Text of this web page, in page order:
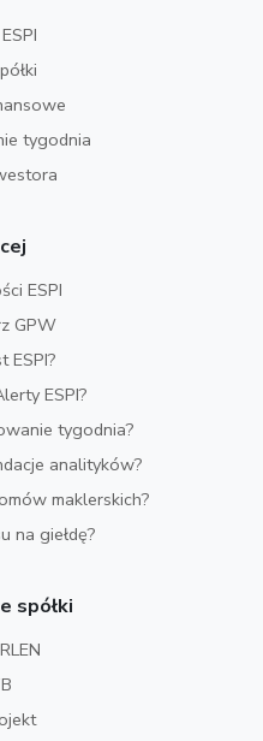
tygodnia
ESPI
GPW
ESPI?
ESPI?
tygodnia?
analityków?
maklerskich?
na giełdę?
spółki